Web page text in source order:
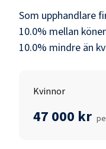
Som upphandlare
10.0% mellan
10.0% mindre än
Kvinnor
47 000 kr